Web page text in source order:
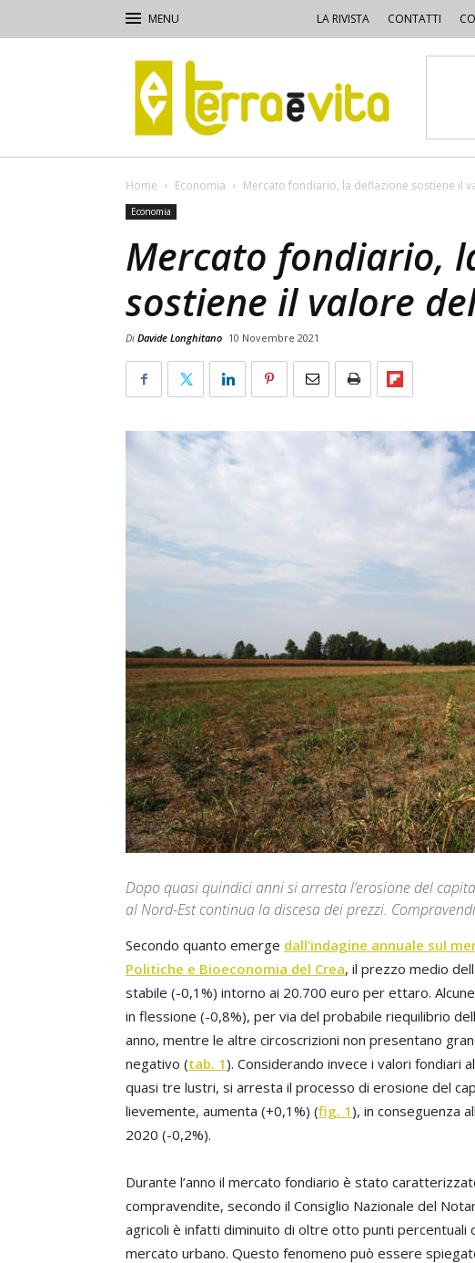
LA RIVISTA CONTATTI
Terra
e
Vita
Home Economia Mercato fondiario, la deflazione sostiene il
Economia
Mercato fondiario,
sostiene il valore
Di Davide Longhitano 10 Novembre 2021
Dopo quasi quindici anni si arresta l’erosione del
al Nord-Est continua la discesa dei prezzi.
Secondo quanto emerge dall’indagine annuale sul
Politiche e Bioeconomia del Crea, il prezzo medio
stabile (-0,1%) intorno ai 20.700 euro per ettaro.
in flessione (-0,8%), per via del probabile riequilibrio
anno, mentre le altre circoscrizioni non presentano
negativo (tab. 1). Considerando invece i valori fondiari
quasi tre lustri, si arresta il processo di erosione del
lievemente, aumenta (+0,1%) (fig. 1), in conseguenza
2020 (-0,2%).
Durante l’anno il mercato fondiario è stato
compravendite, secondo il Consiglio Nazionale del
agricoli è infatti diminuito di oltre otto punti percentuali
mercato urbano. Questo fenomeno può essere